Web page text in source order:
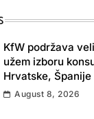
KfW podržava
užem izboru
Hrvatske, Španije
August 8, 2026